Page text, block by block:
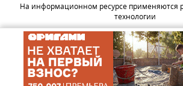
На информационном ресурсе применяются
технологии